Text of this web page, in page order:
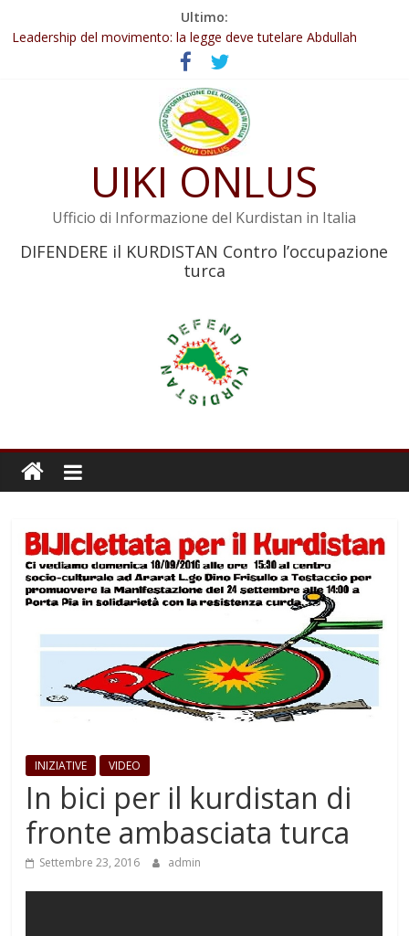
Ultimo:
Abdullah Öcalan: Le legge negativa deve essere trasformata in
legge positiva
Leadership del movimento: la legge deve tutelare Abdullah
Commissione donne del KNK: Şengal è di nuovo sotto minaccia
Non tenere conto della situazione di Rêber Apo ostacolerebbe
Il KNK chiede un’azione internazionale contro i crimini di guerra
UIKI ONLUS
Ufficio di Informazione del Kurdistan in Italia
DIFENDERE il KURDISTAN Contro l’occupazione
turca
INIZIATIVE VIDEO
In bici per il kurdistan di
fronte ambasciata turca
Settembre 23, 2016 admin